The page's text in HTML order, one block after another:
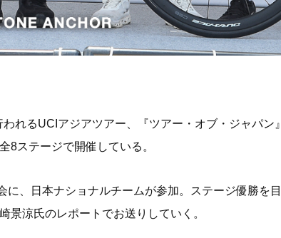
れるUCIアジアツアー、『ツアー・オブ・ジャパン
8ステージで開催している。
、日本ナショナルチームが参加。ステージ優勝を
景涼氏のレポートでお送りしていく。